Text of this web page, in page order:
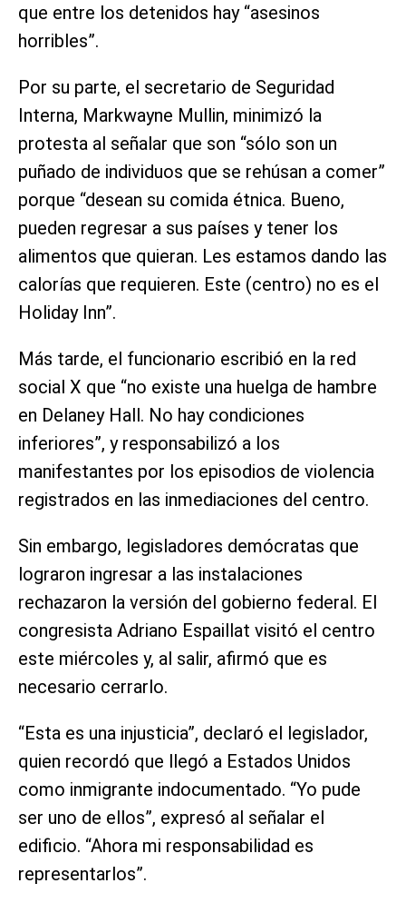
que entre los detenidos hay “asesinos
horribles”.
Por su parte, el secretario de Seguridad
Interna, Markwayne Mullin, minimizó la
protesta al señalar que son “sólo son un
puñado de individuos que se rehúsan a comer”
porque “desean su comida étnica. Bueno,
pueden regresar a sus países y tener los
alimentos que quieran. Les estamos dando las
calorías que requieren. Este (centro) no es el
Holiday Inn”.
Más tarde, el funcionario escribió en la red
social X que “no existe una huelga de hambre
en Delaney Hall. No hay condiciones
inferiores”, y responsabilizó a los
manifestantes por los episodios de violencia
registrados en las inmediaciones del centro.
Sin embargo, legisladores demócratas que
lograron ingresar a las instalaciones
rechazaron la versión del gobierno federal. El
congresista Adriano Espaillat visitó el centro
este miércoles y, al salir, afirmó que es
necesario cerrarlo.
“Esta es una injusticia”, declaró el legislador,
quien recordó que llegó a Estados Unidos
como inmigrante indocumentado. “Yo pude
ser uno de ellos”, expresó al señalar el
edificio. “Ahora mi responsabilidad es
representarlos”.